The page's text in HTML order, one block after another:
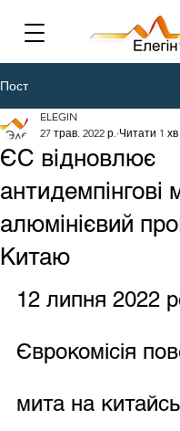
Пост
ЄС відновлює
антидемпінгові
алюмінієвий
Китаю
ELEGIN
27 трав. 2022 р. Читати 1 хв
12 липня 2022
Єврокомісія
мита на